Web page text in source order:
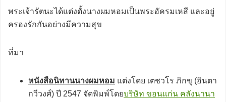
พระเจ้ารัตนะได้แต่งตั้งนางผมหอมเป็นพระอัครมเหสี และอยู่
ครองรักกันอย่างมีความสุข
ที่มา
หนังสือนิทานนางผมหอม แต่งโดย เตชวโร ภิกขุ (อินตา
กวีวงศ์) ปี 2547 จัดพิมพ์โดยบริษัท ขอนเเก่น คลังนานา